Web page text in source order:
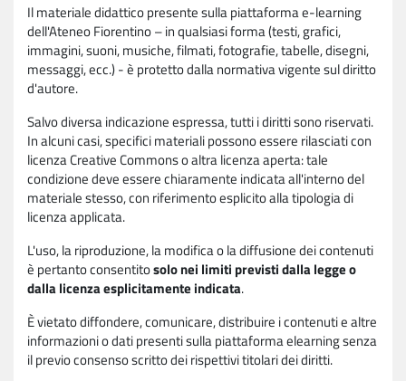
Il materiale didattico presente sulla piattaforma e-learning
dell'Ateneo Fiorentino – in qualsiasi forma (testi, grafici,
immagini, suoni, musiche, filmati, fotografie, tabelle, disegni,
messaggi, ecc.) - è protetto dalla normativa vigente sul diritto
d'autore.
Salvo diversa indicazione espressa, tutti i diritti sono riservati.
In alcuni casi, specifici materiali possono essere rilasciati con
licenza Creative Commons o altra licenza aperta: tale
condizione deve essere chiaramente indicata all'interno del
materiale stesso, con riferimento esplicito alla tipologia di
licenza applicata.
L'uso, la riproduzione, la modifica o la diffusione dei contenuti
è pertanto consentitosolo nei limiti previsti dalla legge o
dalla licenza esplicitamente indicata.
È vietato diffondere, comunicare, distribuire i contenuti e altre
informazioni o dati presenti sulla piattaforma elearning senza
il previo consenso scritto dei rispettivi titolari dei diritti.